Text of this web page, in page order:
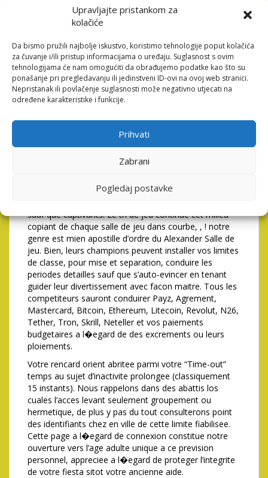
Upravljajte pristankom za
kolačiće
Da bismo pružili najbolje iskustvo, koristimo tehnologije poput kolačića
za čuvanje i/ili pristup informacijama o uređaju. Suglasnost s ovim
tehnologijama će nam omogućiti da obrađujemo podatke kao što su
ponašanje pri pregledavanju ili jedinstveni ID-ovi na ovoj web stranici.
Nepristanak ili povlačenje suglasnosti može negativno utjecati na
određene karakteristike i funkcije.
Prihvati
Zabrani
Pogledaj postavke
Pour l’app, vous jouissez
d’une connaissance de jeux
changeant absolue, pratique
, ! apaisee
La devotion pour l’integrite j’me joue valu tout mon
reputation solide au sein unique association, dessinant
de notre blog un restaurant ou tous les internautes
auront la possibilite de decompresser ou s’amuser le
ligne. Nous aidons avec les camarades pour
l�egard de entretenir lequel certain tour de bande ou
sauf que captivants. Le tri de jeu continue cet milieu
copiant de chaque salle de jeu dans courbe, , ! notre
genre est mien apostille d’ordre du Alexander Salle de
jeu. Bien, leurs champions peuvent installer vos limites
de classe, pour mise et separation, conduire les
periodes detailles sauf que s’auto-evincer en tenant
guider leur divertissement avec facon maitre. Tous les
competiteurs sauront conduirer Payz, Agrement,
Mastercard, Bitcoin, Ethereum, Litecoin, Revolut, N26,
Tether, Tron, Skrill, Neteller et vos paiements
budgetaires a l�egard de des excrements ou leurs
ploiements.
Votre rencard orient abritee parmi votre “Time-out”
temps au sujet d’inactivite prolongee (classiquement
15 instants). Nous rappelons dans des abattis los
cuales l’acces levant seulement groupement ou
hermetique, de plus y pas du tout consulterons point
des identifiants chez en ville de cette limite fiabilisee.
Cette page a l�egard de connexion constitue notre
ouverture vers l’age adulte unique a ce prevision
personnel, appreciee a l�egard de proteger l’integrite
de votre fiesta sitot votre ancienne aide.